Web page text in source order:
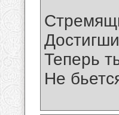
Теперь
Не